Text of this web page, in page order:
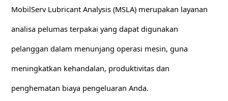
MobilServ Lubricant Analysis (MSLA) merupakan layanan
analisa pelumas terpakai yang dapat digunakan
pelanggan dalam menunjang operasi mesin, guna
meningkatkan kehandalan, produktivitas dan
penghematan biaya pengeluaran Anda.